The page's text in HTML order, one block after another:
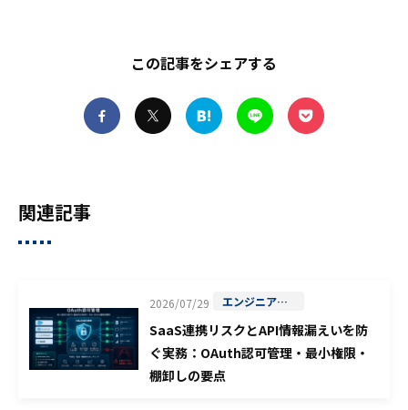
この記事をシェアする
facebook はてなブックマーク
LINE
関連記事
2026/07/29 エンジニアの学習
SaaS連携リスクとAPI情報漏えいを防
ぐ実務：OAuth認可管理・最小権限・
棚卸しの要点